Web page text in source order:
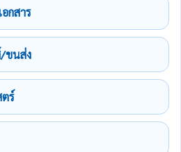
กสาร
ขนส่ง
ร์